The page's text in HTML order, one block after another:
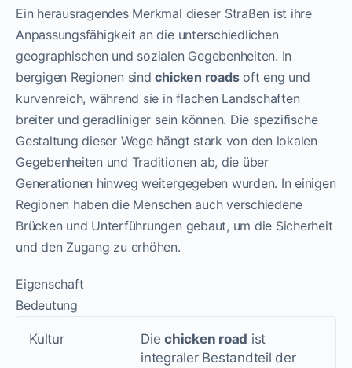
Ein herausragendes Merkmal dieser Straßen ist ihre
Anpassungsfähigkeit an die unterschiedlichen
geographischen und sozialen Gegebenheiten. In
bergigen Regionen sindchicken roadsoft eng und
kurvenreich, während sie in flachen Landschaften
breiter und geradliniger sein können. Die spezifische
Gestaltung dieser Wege hängt stark von den lokalen
Gegebenheiten und Traditionen ab, die über
Generationen hinweg weitergegeben wurden. In einigen
Regionen haben die Menschen auch verschiedene
Brücken und Unterführungen gebaut, um die Sicherheit
und den Zugang zu erhöhen.
Eigenschaft
Bedeutung
Kultur Diechicken road ist
integraler Bestandteil der